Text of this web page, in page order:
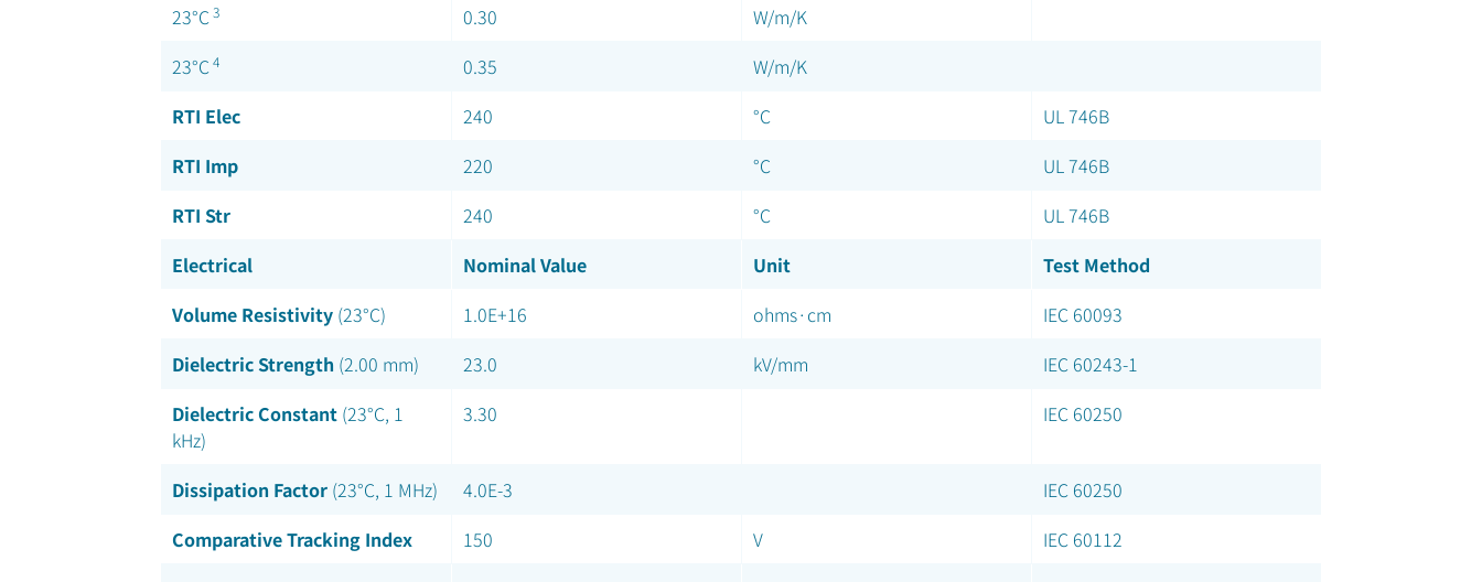
23°C 3 0.30
W/m/K
23°C 4 0.35
W/m/K
RTI Elec
240 °C
UL 746B
RTI Imp
220 °C
UL 746B
RTI Str
240 °C
UL 746B
Electrical
Nominal Value Unit
Test Method
Volume Resistivity(23°C) 1.0E+16 ohms·cm
IEC 60093
Dielectric Strength (2.00 mm) 23.0 kV/mm
IEC 60243-1
Dielectric Constant(23°C, 1
kHz)
3.30 IEC 60250
Dissipation Factor(23°C, 1 MHz) 4.0E-3
IEC 60250
Comparative Tracking Index
150 V
IEC 60112